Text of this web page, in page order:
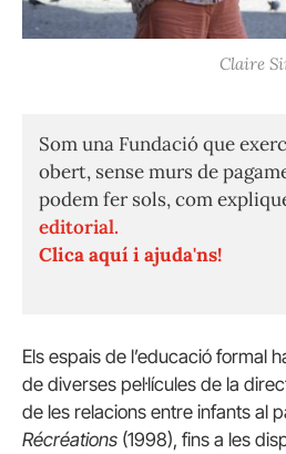
Claire
Som una Fundació que
obert, sense murs de
podem fer sols, com
editorial.
Clica aquí i ajuda'ns!
Els espais de l’educació formal
de diverses pel·lícules de la
de les relacions entre infants al
Récréations (1998), fins a les